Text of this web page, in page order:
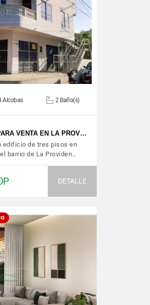
Alcobas 2 Baño(s)
VENTA EN LA PROV…
edificio de tres pisos en
barrio de La Providen…
DETALLE